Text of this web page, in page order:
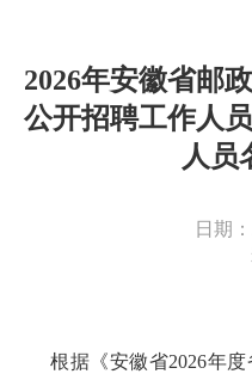
2026年安徽省邮
公开招聘工作人
人员
日期
根据《安徽省2026年